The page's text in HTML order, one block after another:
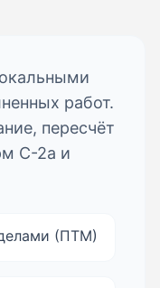
работ.
пересчёт
С-2а и
(ПТМ)